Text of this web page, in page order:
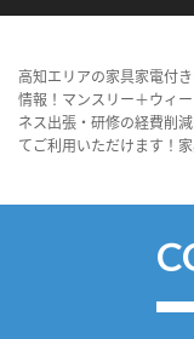
高知エリアの家具家電付
情報！マンスリー＋ウィ
ネス出張・研修の経費削
てご利用いただけます！